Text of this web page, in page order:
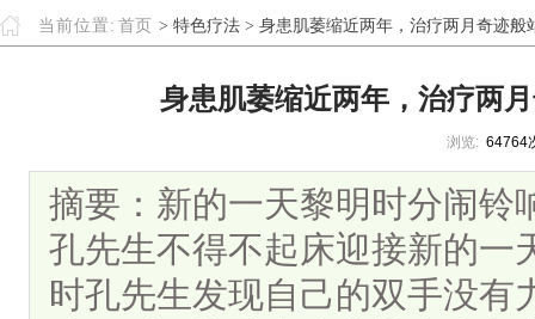
当前位置: 首页 > 特色疗法 > 身患肌萎缩近两年，治疗两月奇迹般
身患肌萎缩近两年，治疗两
浏览: 64764
摘要：新的一天黎明时分闹铃
孔先生不得不起床迎接新的一
时孔先生发现自己的双手没有